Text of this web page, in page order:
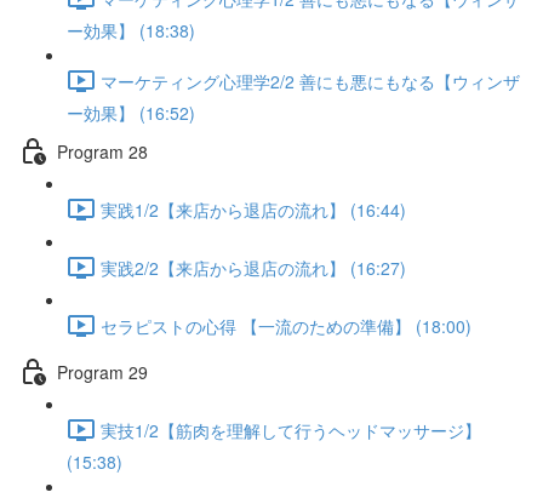
ー効果】 (18:38)
マーケティング心理学2/2 善にも悪にもなる【ウィンザ
ー効果】 (16:52)
Program 28
実践1/2【来店から退店の流れ】 (16:44)
実践2/2【来店から退店の流れ】 (16:27)
セラピストの心得 【一流のための準備】 (18:00)
Program 29
実技1/2【筋肉を理解して行うヘッドマッサージ】
(15:38)